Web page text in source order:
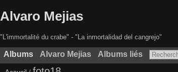
Alvaro Mejias
"L'immortalité du crabe" - "La inmortalidad del cangrejo"
Albums Alvaro Mejias Albums liés